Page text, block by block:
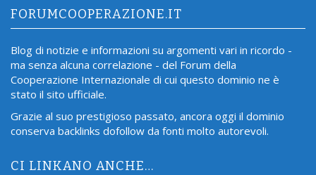
FORUMCOOPERAZIONE.IT
Blog di notizie e informazioni su argomenti vari in ricordo -
ma senza alcuna correlazione - del Forum della
Cooperazione Internazionale di cui questo dominio ne è
stato il sito ufficiale.
Grazie al suo prestigioso passato, ancora oggi il dominio
conserva backlinks dofollow da fonti molto autorevoli.
CI LINKANO ANCHE…